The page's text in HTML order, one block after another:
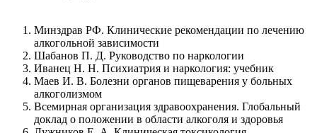
Минздрав РФ. Клинические рекомендации по лечению
алкогольной зависимости
Шабанов П. Д. Руководство по наркологии
Иванец Н. Н. Психиатрия и наркология: учебник
Маев И. В. Болезни органов пищеварения у больных
алкоголизмом
Всемирная организация здравоохранения. Глобальный
доклад о положении в области алкоголя и здоровья